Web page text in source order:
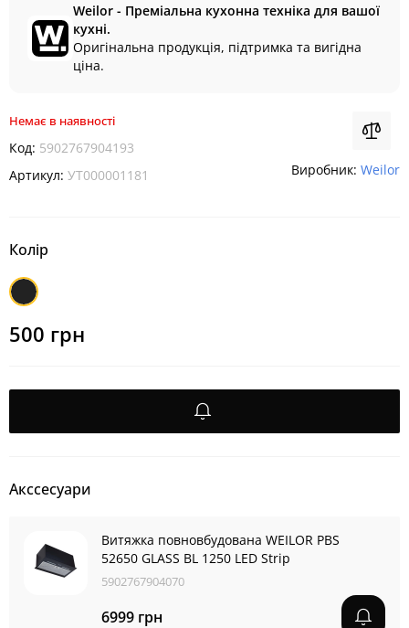
Weilor - Преміальна кухонна техніка для вашої
кухні.
Оригінальна продукція, підтримка та вигідна
ціна.
Немає в наявності
Код: 5902767904193
Артикул: УТ000001181 Виробник: Weilor
Колір
Чорний
500 грн
Акссесуари
Витяжка повновбудована WEILOR PBS
52650 GLASS BL 1250 LED Strip
5902767904070
6999 грн